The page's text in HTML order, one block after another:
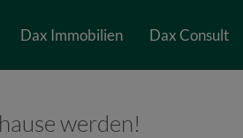
Dax Immobilien Dax Consult
werden!